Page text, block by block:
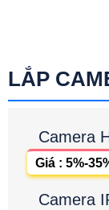
LẮP
Camera
Giá : 5%-
Camera